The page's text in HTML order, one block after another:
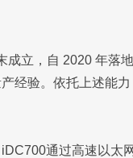
成立，自 2020 年落
经验。依托上述能
通过高速以太